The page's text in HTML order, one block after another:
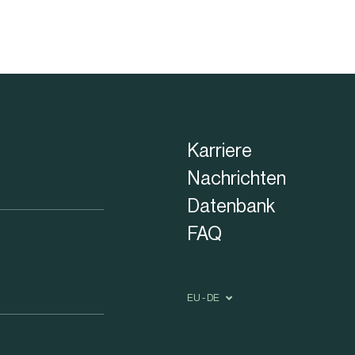
Karriere
Nachrichten
Datenbank
FAQ
EU - DE